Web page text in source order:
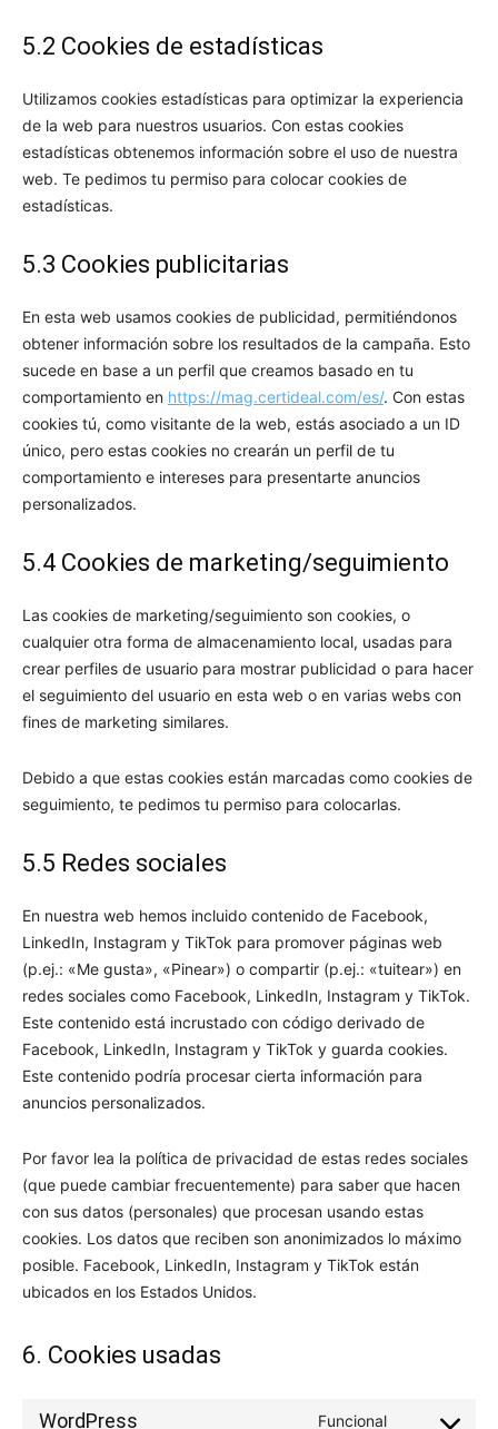
5.2 Cookies de estadísticas
Utilizamos cookies estadísticas para optimizar la experiencia
de la web para nuestros usuarios. Con estas cookies
estadísticas obtenemos información sobre el uso de nuestra
web. Te pedimos tu permiso para colocar cookies de
estadísticas.
5.3 Cookies publicitarias
En esta web usamos cookies de publicidad, permitiéndonos
obtener información sobre los resultados de la campaña. Esto
sucede en base a un perfil que creamos basado en tu
comportamiento en https://mag.certideal.com/es/. Con estas
cookies tú, como visitante de la web, estás asociado a un ID
único, pero estas cookies no crearán un perfil de tu
comportamiento e intereses para presentarte anuncios
personalizados.
5.4 Cookies de marketing/seguimiento
Las cookies de marketing/seguimiento son cookies, o
cualquier otra forma de almacenamiento local, usadas para
crear perfiles de usuario para mostrar publicidad o para hacer
el seguimiento del usuario en esta web o en varias webs con
fines de marketing similares.
Debido a que estas cookies están marcadas como cookies de
seguimiento, te pedimos tu permiso para colocarlas.
5.5 Redes sociales
En nuestra web hemos incluido contenido de Facebook,
LinkedIn, Instagram y TikTok para promover páginas web
(p.ej.: «Me gusta», «Pinear») o compartir (p.ej.: «tuitear») en
redes sociales como Facebook, LinkedIn, Instagram y TikTok.
Este contenido está incrustado con código derivado de
Facebook, LinkedIn, Instagram y TikTok y guarda cookies.
Este contenido podría procesar cierta información para
anuncios personalizados.
Por favor lea la política de privacidad de estas redes sociales
(que puede cambiar frecuentemente) para saber que hacen
con sus datos (personales) que procesan usando estas
cookies. Los datos que reciben son anonimizados lo máximo
posible. Facebook, LinkedIn, Instagram y TikTok están
ubicados en los Estados Unidos.
6. Cookies usadas
WordPress Funcional